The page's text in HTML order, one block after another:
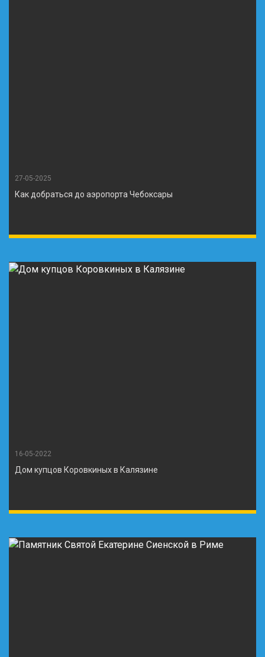
27-05-2025
Как добраться до аэропорта Чебоксары
16-05-2022
Дом купцов Коровкиных в Калязине